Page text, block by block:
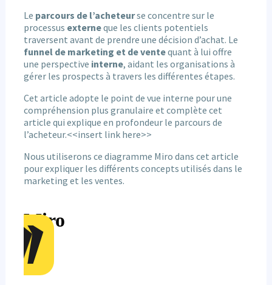
Le parcours de l’acheteurse concentre sur le
processus externeque les clients potentiels
traversent avant de prendre une décision d’achat. Le
funnel de marketing et de ventequant à lui offre
une perspective interne, aidant les organisations à
gérer les prospects à travers les différentes étapes.
Cet article adopte le point de vue interne pour une
compréhension plus granulaire et complète cet
article qui explique en profondeur le parcours de
l’acheteur.<<insert link here>>
Nous utiliserons ce diagramme Miro dans cet article
pour expliquer les différents concepts utilisés dans le
marketing et les ventes.